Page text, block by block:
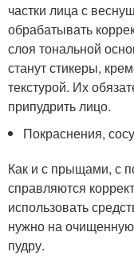
частки лица с
обрабатывать
слоя тональной
станут стикеры,
текстурой. Их
припудрить лицо.
Покраснения,
Как и с прыщами, с
справляются
использовать
нужно на
пудру.